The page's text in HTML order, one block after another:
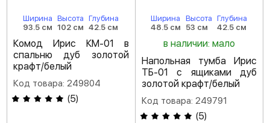
Ширина
93.5 см
Высота
102 см
Глубина
42.5 см
Комод Ирис КМ-01 в
спальню дуб золотой
крафт/белый
Код товара: 249804
(5)
Ширина
48.5 см
Высота
53 см
Глубина
42.5 см
в наличии: мало
Напольная тумба Ирис
ТБ-01 с ящиками дуб
золотой крафт/белый
Код товара: 249791
(5)